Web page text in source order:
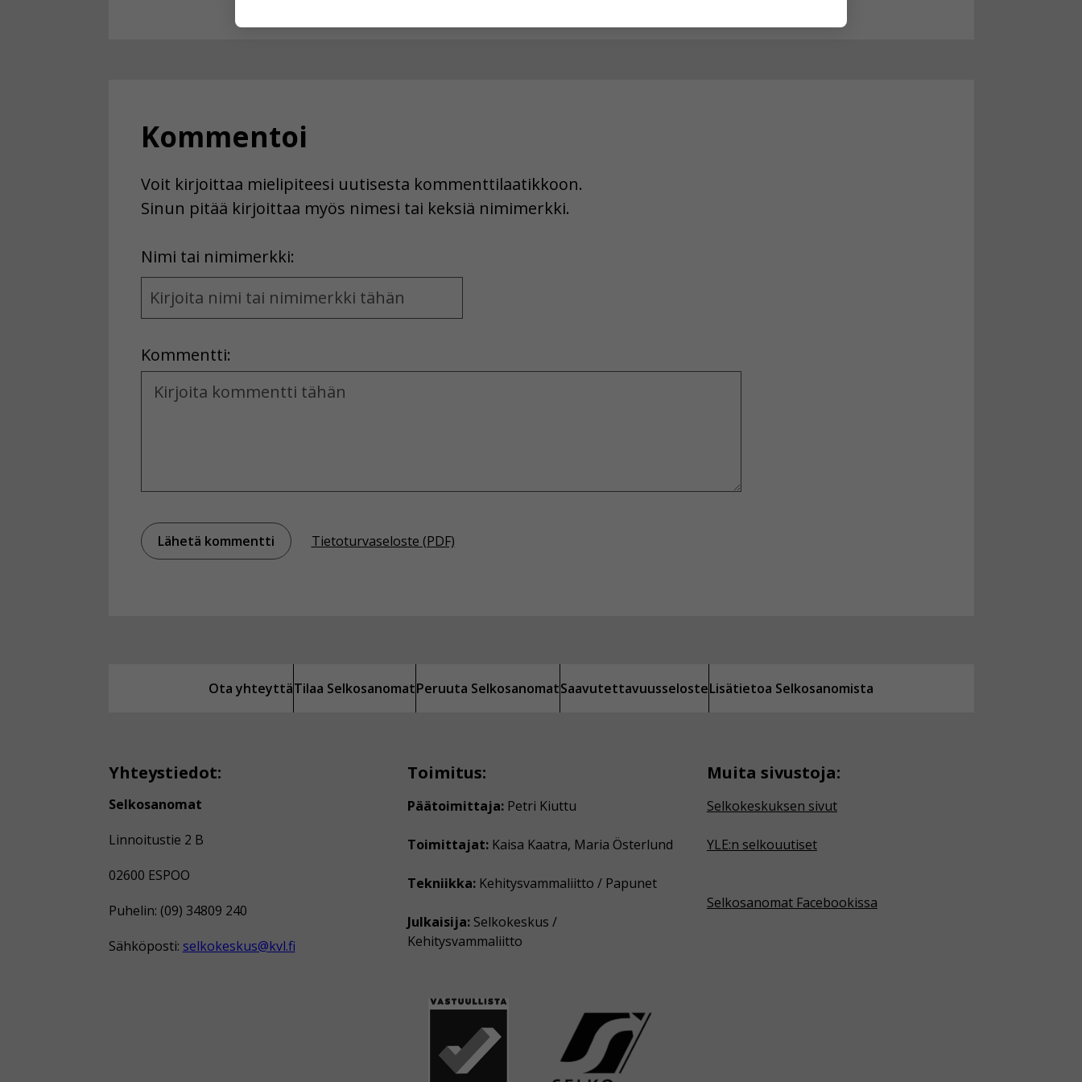
Kommentoi
Voit kirjoittaa mielipiteesi uutisesta kommenttilaatikkoon.
Sinun pitää kirjoittaa myös nimesi tai keksiä nimimerkki.
Nimi tai nimimerkki:
Name
and
Kommentti:
Kommentti
Tietoturvaseloste (PDF)
Ota yhteyttäTilaa SelkosanomatPeruuta SelkosanomatSaavutettavuusselosteLisätietoa Selkosanomista
Yhteystiedot:
Selkosanomat
Linnoitustie 2 B
02600 ESPOO
Puhelin: (09) 34809 240
Sähköposti: selkokeskus@kvl.fi
Toimitus:
Päätoimittaja: Petri Kiuttu
Toimittajat: Kaisa Kaatra, Maria Österlund
Tekniikka: Kehitysvammaliitto / Papunet
Julkaisija: Selkokeskus /
Kehitysvammaliitto
Muita sivustoja:
Selkokeskuksen sivut
YLE:n selkouutiset
Selkosanomat Facebookissa